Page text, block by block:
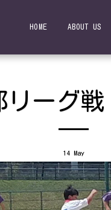
HOME ABOUT US
リーグ
14 May